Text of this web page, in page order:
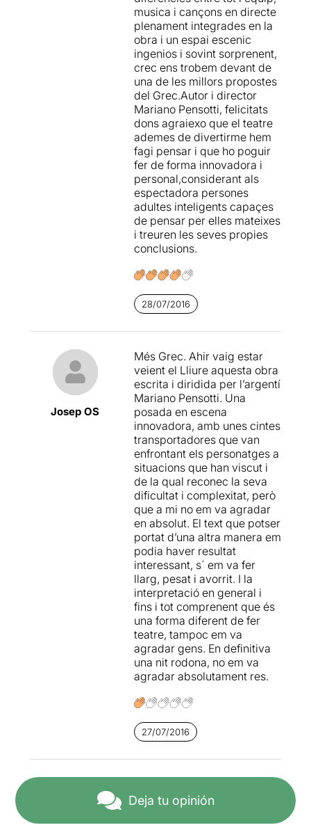
parell de cintes
transportadores, que en
moviment circular trasllada
als actors i els porta a
enfrontar-se amb situacions
que ja han viscut però des
de perspectives noves.
Mariano Ponsetti és un dels
directors experimentals més
reconeguts arreu del món i
un dels talents del teatre
llatinoamericà. Ha format
amb el músic Diego Vainer i
l'escenògrafa Mariana
Tirantte, el grup Marea.
Una proposta plena d'humor
on a través d'aquestes
simultània els objectes i
històries actuals en molts
casos contradictòries.
proposta escènica, malgrat
que potser anàvem amb
unes expectatives diferents
de les que ens hem trobat, ja
que creiem erròniament que
la proposta tractaria, encara
que fos de passada, de
l'època de la dictadura
argentina.Hem trobat molt
atractiu aquesta manera
diferent de fer teatre,
utilitzant mitjans mecànics
per moure els objectes i les
persones, projeccions i
música en directe.... i ens ha
agradat molt la manera
d'interpretar dels actors
argentins.
Si voleu veure la crònica
sencera només heu de clicar
AQUÍ
musica i cançons en directe
plenament integrades en la
obra i un espai escenic
ingenios i sovint sorprenent,
crec ens trobem devant de
una de les millors propostes
del Grec.Autor i director
Mariano Pensotti, felicitats
dons agraiexo que el teatre
ademes de divertirme hem
fagi pensar i que ho poguir
fer de forma innovadora i
personal,considerant als
espectadora persones
adultes inteligents capaçes
de pensar per elles mateixes
i treuren les seves propies
conclusions.
28/07/2016
Josep OS
Més Grec. Ahir vaig estar
veient el Lliure aquesta obra
escrita i diridida per l’argentí
Mariano Pensotti. Una
posada en escena
innovadora, amb unes cintes
transportadores que van
enfrontant els personatges a
situacions que han viscut i
de la qual reconec la seva
dificultat i complexitat, però
que a mi no em va agradar
en absolut. El text que potser
portat d’una altra manera em
podia haver resultat
interessant, s´ em va fer
llarg, pesat i avorrit. I la
interpretació en general i
fins i tot comprenent que és
una forma diferent de fer
teatre, tampoc em va
agradar gens. En definitiva
una nit rodona, no em va
agradar absolutament res.
27/07/2016
Deja tu opinión